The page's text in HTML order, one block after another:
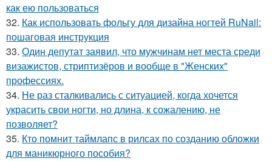
как ею пользоваться
32. Как использовать фольгу для дизайна ногтей RuNail:
пошаговая инструкция
33. Один депутат заявил, что мужчинам нет места среди
визажистов, стриптизёров и вообще в "Женских"
профессиях.
34. Не раз сталкивались с ситуацией, когда хочется
украсить свои ногти, но длина, к сожалению, не
позволяет?
35. Кто помнит таймлапс в рилсах по созданию обложки
для маникюрного пособия?